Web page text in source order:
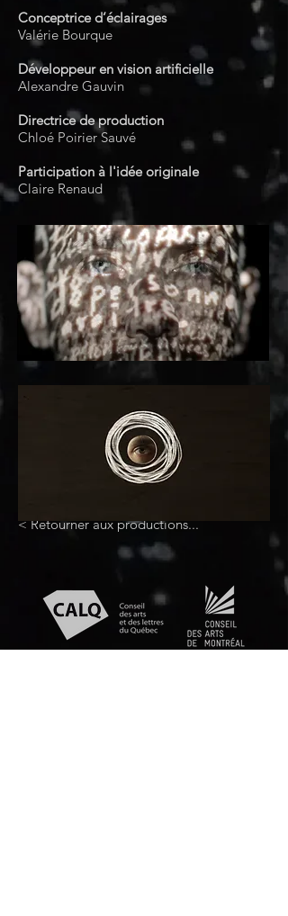
Conceptrice d’éclairages
Valérie Bourque
Développeur en vision artificielle
Alexandre Gauvin
Directrice de production
Chloé Poirier Sauvé
Participation à l'idée originale
Claire Renaud
< Retourner aux productions...